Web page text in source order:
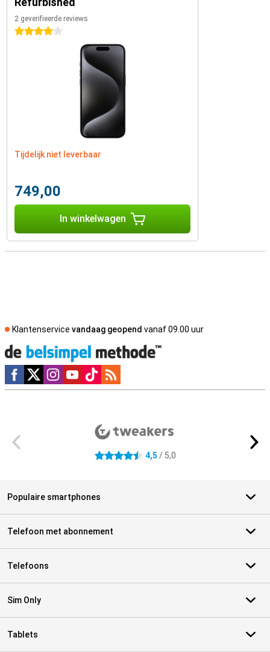
2 geverifieerde reviews
4 sterren
Tijdelijk niet leverbaar
749,00
In winkelwagen
Klantenservice vandaag geopend vanaf 09.00 uur
Social media
4.5 sterren 4,5 / 5,0
Populaire smartphones
Telefoon met abonnement
Telefoons
Sim Only
Tablets